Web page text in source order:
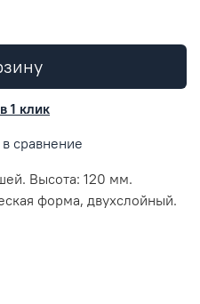
1 клик
сравнение
Высота: 120 мм.
форма, двухслойный.